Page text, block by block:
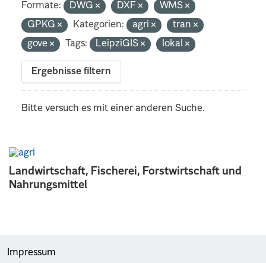
Landwirtschaft, Fischerei, Forstwirtschaft und
Nahrungsmittel
Formate: DWG DXF
WMS
GPKG
Kategorien: agri
tran
gove
Tags: LeipziGIS lokal
Ergebnisse filtern
Bitte versuch es mit einer anderen Suche.
Impressum